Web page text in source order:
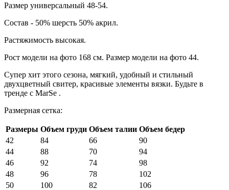
Размер универсальный 48-54.
Состав - 50% шерсть 50% акрил.
Растяжимость высокая.
Рост модели на фото 168 см. Размер модели на фото 44.
Супер хит этого сезона, мягкий, удобный и стильный
двухцветный свитер, красивые элементы вязки. Будьте в
тренде с MarSe .
Размерная сетка:
Размеры Объем груди Объем талии Объем бедер
42
84 66
90
44
88 70
94
46
92 74
98
48
96 78
102
50
100 82
106